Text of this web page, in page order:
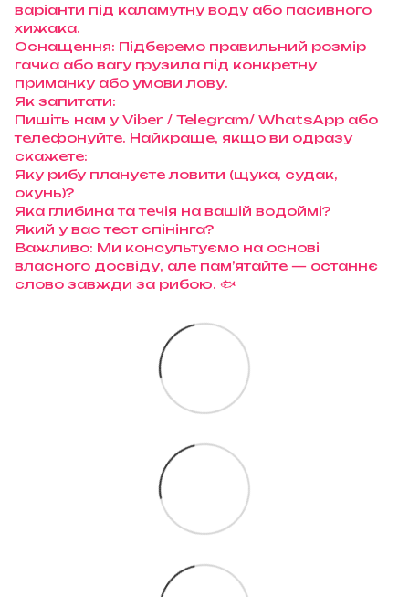
варіанти під каламутну воду або пасивного
хижака.
Оснащення: Підберемо правильний розмір
гачка або вагу грузила під конкретну
приманку або умови лову.
Як запитати:
Пишіть нам у Viber / Telegram/ WhatsApp або
телефонуйте. Найкраще, якщо ви одразу
скажете:
Яку рибу плануєте ловити (щука, судак,
окунь)?
Яка глибина та течія на вашій водоймі?
Який у вас тест спінінга?
Важливо: Ми консультуємо на основі
власного досвіду, але пам’ятайте — останнє
слово завжди за рибою. 🐟